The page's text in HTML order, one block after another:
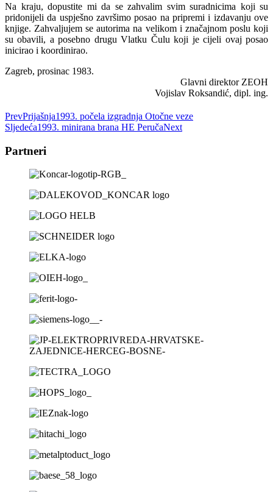
Na kraju, dopustite mi da se zahvalim svim suradnicima koji su
pridonijeli da uspješno završimo posao na pripremi i izdavanju ove
knjige. Zahvaljujem se autorima na velikom i značajnom poslu koji
su obavili, a posebno drugu Vlatku Čulu koji je cijeli ovaj posao
inicirao i koordinirao.
Zagreb, prosinac 1983.
Glavni direktor ZEOH
Vojislav Roksandić, dipl. ing.
PrevPrijašnja1993. počela izgradnja Otočne veze
Sljedeća1993. minirana brana HE PeručaNext
Partneri